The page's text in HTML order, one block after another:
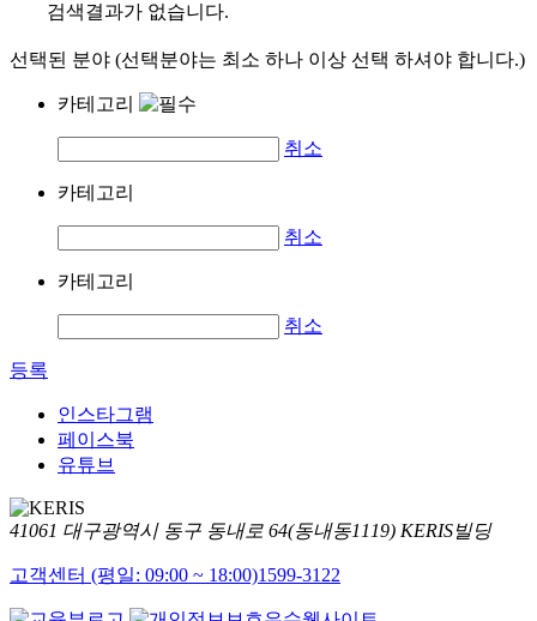
검색결과가 없습니다.
선택된 분야 (선택분야는 최소 하나 이상 선택 하셔야 합니다.)
카테고리
취소
카테고리
취소
카테고리
취소
등록
인스타그램
페이스북
유튜브
41061 대구광역시 동구 동내로 64(동내동1119) KERIS빌딩
고객센터 (평일: 09:00 ~ 18:00)1599-3122